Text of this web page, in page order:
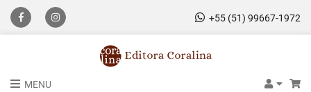
+55 (51) 99667-1972
MENU